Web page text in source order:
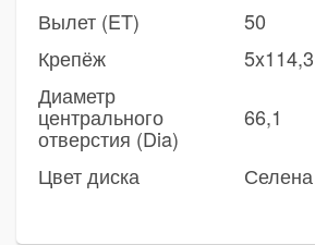
Вылет (ET)
50
Крепёж
5x114,3
Диаметр
центрального
отверстия (Dia)
66,1
Цвет диска Селена